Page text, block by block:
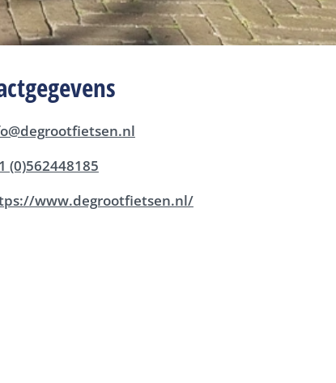
(0)562448185
www.degrootfietsen.nl/